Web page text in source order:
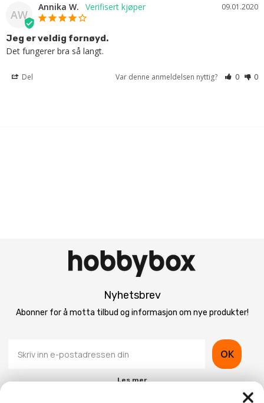
AW
09.01.2020
Annika W.
Jeg er veldig fornøyd.
Det fungerer bra så langt.
Del Var denne anmeldelsen nyttig? 0 0
Nyhetsbrev
Abonner for å motta tilbud og informasjon om nye produkter!
OK
Les mer